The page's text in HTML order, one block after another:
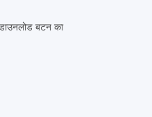
बटन का